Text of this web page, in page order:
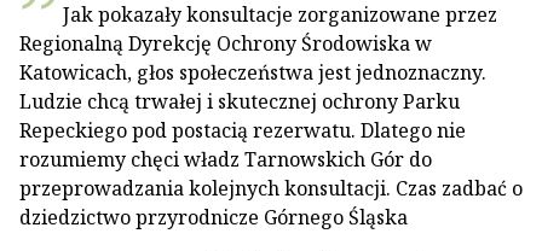
Jak pokazały konsultacje zorganizowane przez
Regionalną Dyrekcję Ochrony Środowiska w
Katowicach, głos społeczeństwa jest jednoznaczny.
Ludzie chcą trwałej i skutecznej ochrony Parku
Repeckiego pod postacią rezerwatu. Dlatego nie
rozumiemy chęci władz Tarnowskich Gór do
przeprowadzania kolejnych konsultacji. Czas zadbać o
dziedzictwo przyrodnicze Górnego Śląska